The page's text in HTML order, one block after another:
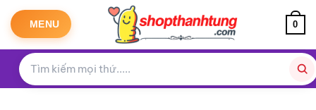
qua
dung
MENU 0